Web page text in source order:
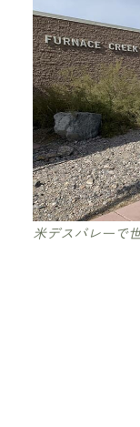
米デスバレーで